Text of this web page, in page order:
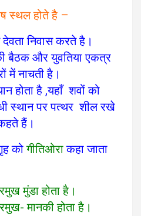
स्थल होते है –
निवास करते है।
बैठक और युवतिया एकत्र
में नाचती है।
होता है ,यहाँ शवों को
स्थान पर पत्थर शील रखे
हैं।
कोगीतिओराकहा जाता
मुंडा होता है।
मानकी होता है।